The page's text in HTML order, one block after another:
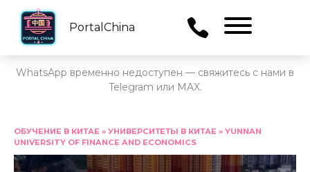
PortalChina
WhatsApp временно недоступен — свяжитесь с нами в
Telegram или MAX.
содержанию
ОБУЧЕНИЕ В КИТАЕ » УНИВЕРСИТЕТЫ В КИТАЕ » YUNNAN
UNIVERSITY OF FINANCE AND ECONOMICS